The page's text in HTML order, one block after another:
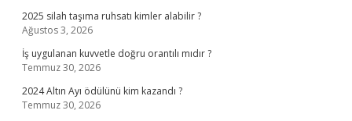
2025 silah taşıma ruhsatı kimler alabilir ?
Ağustos 3, 2026
İş uygulanan kuvvetle doğru orantılı mıdır ?
Temmuz 30, 2026
2024 Altın Ayı ödülünü kim kazandı ?
Temmuz 30, 2026